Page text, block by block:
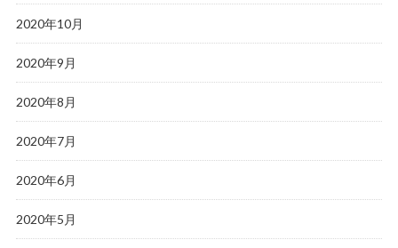
2020年10月
2020年9月
2020年8月
2020年7月
2020年6月
2020年5月